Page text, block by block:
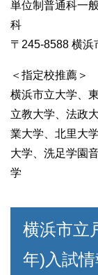
単位制普通科一
科
〒245-8588 横浜
＜指定校推薦＞
横浜市立大学、
立教大学、法政
業大学、北里大
大学、洗足学園
学
横浜市立
年)入試情